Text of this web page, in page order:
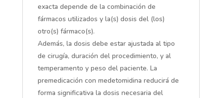
exacta depende de la combinación de
fármacos utilizados y la(s) dosis del (los)
otro(s) fármaco(s).
Además, la dosis debe estar ajustada al tipo
de cirugía, duración del procedimiento, y al
temperamento y peso del paciente. La
premedicación con medetomidina reducirá de
forma significativa la dosis necesaria del